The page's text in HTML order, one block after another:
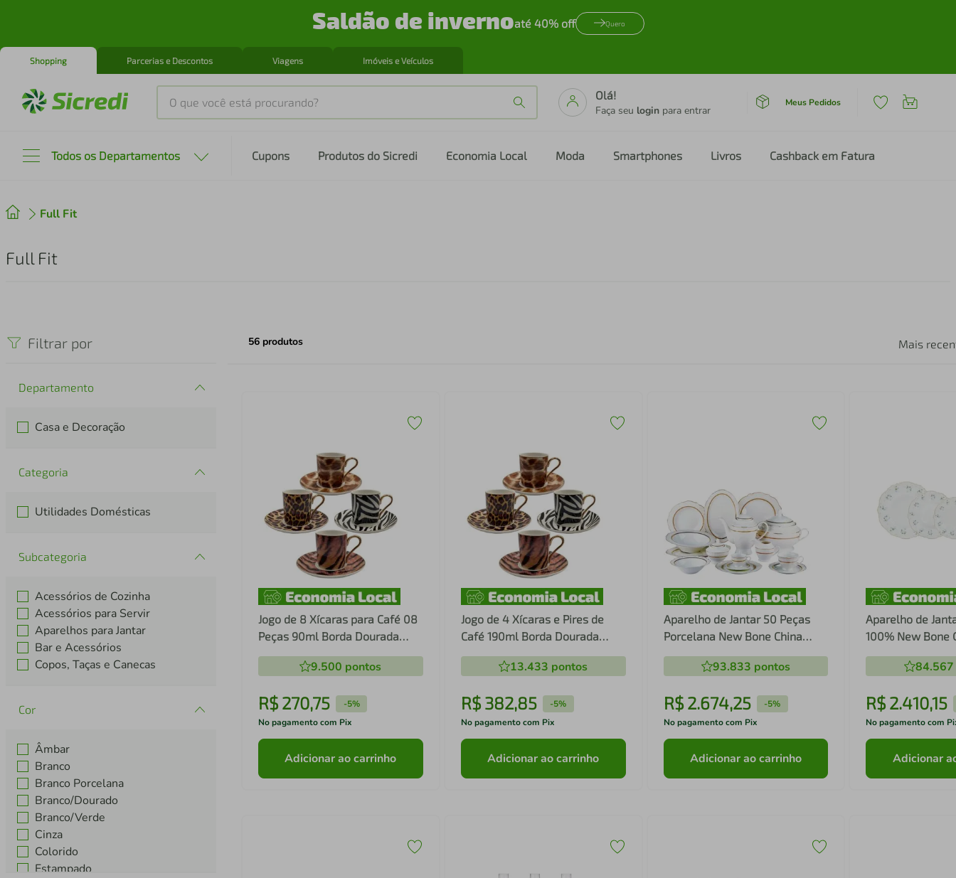
Saldão de invernoaté 40% off Quero
Shopping Parcerias e Descontos Viagens Imóveis e Veículos
O que você está procurando?
Olá!
Faça seu login para entrar
Meus Pedidos
Todos os Departamentos Cupons Produtos do Sicredi Economia Local Moda Smartphones Livros Cashback em Fatura
Full Fit
Full Fit
Filtrar por
Departamento
Casa e Decoração
Categoria
Utilidades Domésticas
Subcategoria
Acessórios de Cozinha
Acessórios para Servir
Aparelhos para Jantar
Bar e Acessórios
Copos, Taças e Canecas
Cor
Âmbar
Branco
Branco Porcelana
Branco/Dourado
Branco/Verde
Cinza
Colorido
Estampado
56 produtos Mais
Jogo de 8 Xícaras para Café 08
Peças 90ml Borda Dourada
Aretha - L'Hermitage
9.500 pontos
R$ 270,75 -5%
No pagamento com Pix
Adicionar ao carrinho
Jogo de 4 Xícaras e Pires de
Café 190ml Borda Dourada
Aretha - L'hermitage
13.433 pontos
R$ 382,85 -5%
No pagamento com Pix
Adicionar ao carrinho
Aparelho de Jantar 50 Peças
Porcelana New Bone China
Trésor - L'Hermitage
93.833 pontos
R$ 2.674,25 -5%
No pagamento com Pix
Adicionar ao carrinho
Aparelho de
100% New Bone
Romantic -
84.567
R$2.410,15
No pagamento com
Adicionar